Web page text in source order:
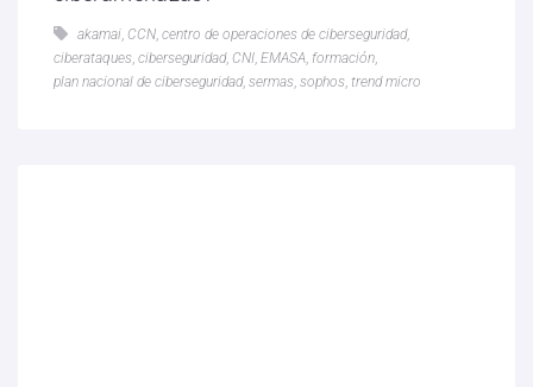
akamai, CCN, centro de operaciones de ciberseguridad,
ciberataques, ciberseguridad, CNI, EMASA, formación,
plan nacional de ciberseguridad, sermas, sophos, trend micro